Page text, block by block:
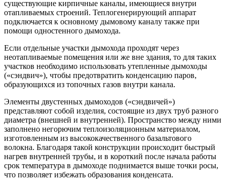
существующие кирпичные каналы, имеющиеся внутри
отапливаемых строений. Теплогенерирующий аппарат
подключается к основному дымовому каналу также при
помощи одностенного дымохода.
Если отдельные участки дымохода проходят через
неотапливаемые помещения или же вне здания, то для таких
участков необходимо использовать утепленные дымоходы
(«сэндвич»), чтобы предотвратить конденсацию паров,
образующихся из топочных газов внутри канала.
Элементы двустенных дымоходов («сэндвичей»)
представляют собой изделия, состоящие из двух труб разного
диаметра (внешней и внутренней). Пространство между ними
заполнено негорючим теплоизоляционным материалом,
изготовленным из высококачественного базальтового
волокна. Благодаря такой конструкции происходит быстрый
нагрев внутренней трубы, и в короткий после начала работы
срок температура в дымоходе поднимается выше точки росы,
что позволяет избежать образования конденсата.